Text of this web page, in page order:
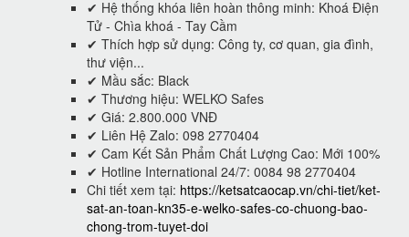
✔ Hệ thống khóa liên hoàn thông minh: Khoá Điện
Tử - Chìa khoá - Tay Cầm
✔ Thích hợp sử dụng: Công ty, cơ quan, gia đình,
thư viện...
✔ Mầu sắc: Black
✔ Thương hiệu: WELKO Safes
✔ Giá: 2.800.000 VNĐ
✔ Liên Hệ Zalo: 098 2770404
✔ Cam Kết Sản Phẩm Chất Lượng Cao: Mới 100%
✔ Hotline International 24/7: 0084 98 2770404
Chi tiết xem tại: https://ketsatcaocap.vn/chi-tiet/ket-
sat-an-toan-kn35-e-welko-safes-co-chuong-bao-
chong-trom-tuyet-doi